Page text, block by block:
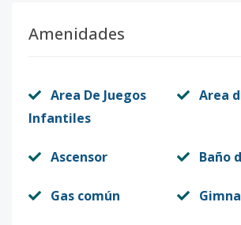
Código 413080-10
Código413080-1
Amenidades
Area De Juegos
Infantiles
Area
Ascensor Baño
Gas común